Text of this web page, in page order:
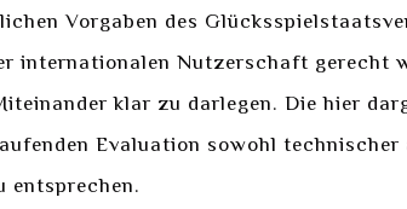
Vorgaben des
internationalen Nutzerschaft gerecht
klar zu darlegen. Die hier
Evaluation sowohl
entsprechen.